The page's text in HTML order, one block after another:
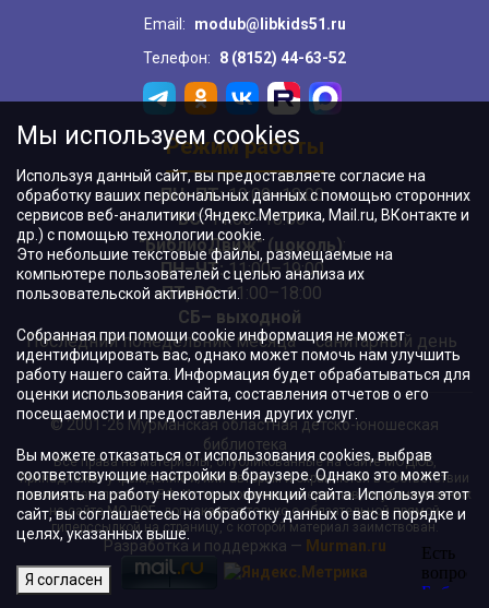
Email:
modub@libkids51.ru
Телефон:
8 (8152) 44-63-52
Режим работы
ПН–ПТ:10:00–18:00
ВС:11:00–18:00
"БиблиоДвиж" (цоколь):
ПН–ЧТ:11:00–19:00
ПТ, ВС:11:00–18:00
СБ– выходной
Последний понедельник месяца – санитарный день
© 2001-26 Мурманская областная детско-юношеская
библиотека
Все права на материалы, опубликованные на сайте МОДЮБ,
принадлежат учреждению и/или авторам и охраняются в соответствии
с законодательством РФ. Использование материалов, опубликованных
на сайте МОДЮБ, допускается только с обязательной прямой
гиперссылкой на страницу, с которой материал заимствован.
Разработка и поддержка — Murman.ru
Мы используем cookies
Используя данный сайт, вы предоставляете согласие на
обработку ваших персональных данных с помощью сторонних
сервисов веб-аналитики (Яндекс.Метрика, Mail.ru, ВКонтакте и
др.) с помощью технологии cookie.
Это небольшие текстовые файлы, размещаемые на
компьютере пользователей с целью анализа их
пользовательской активности.
Собранная при помощи cookie информация не может
идентифицировать вас, однако может помочь нам улучшить
работу нашего сайта. Информация будет обрабатываться для
оценки использования сайта, составления отчетов о его
посещаемости и предоставления других услуг.
Вы можете отказаться от использования cookies, выбрав
соответствующие настройки в браузере. Однако это может
повлиять на работу некоторых функций сайта. Используя этот
сайт, вы соглашаетесь на обработку данных о вас в порядке и
целях, указанных выше.
Я согласен